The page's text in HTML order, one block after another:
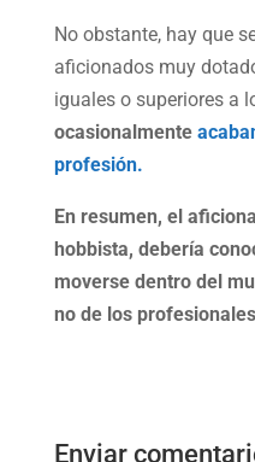
No obstante, hay que
aficionados muy
iguales o superiores a
ocasionalmente
profesión.
En resumen, el
hobbista, debería
moverse dentro del
no de los
Enviar